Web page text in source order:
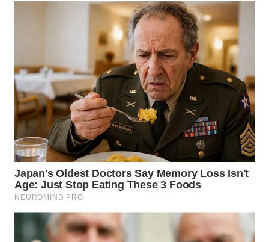
KALSEL
WN
KALTIM
WN
SULSEL
WN
GORONTALO